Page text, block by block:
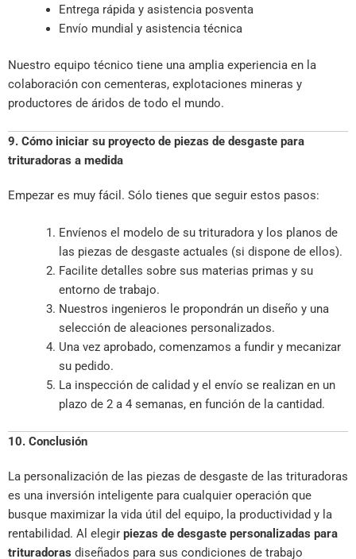
Entrega rápida y asistencia posventa
Envío mundial y asistencia técnica
Nuestro equipo técnico tiene una amplia experiencia en la
colaboración con cementeras, explotaciones mineras y
productores de áridos de todo el mundo.
9. Cómo iniciar su proyecto de piezas de desgaste para
trituradoras a medida
Empezar es muy fácil. Sólo tienes que seguir estos pasos:
Envíenos el modelo de su trituradora y los planos de
las piezas de desgaste actuales (si dispone de ellos).
Facilite detalles sobre sus materias primas y su
entorno de trabajo.
Nuestros ingenieros le propondrán un diseño y una
selección de aleaciones personalizados.
Una vez aprobado, comenzamos a fundir y mecanizar
su pedido.
La inspección de calidad y el envío se realizan en un
plazo de 2 a 4 semanas, en función de la cantidad.
10. Conclusión
La personalización de las piezas de desgaste de las trituradoras
es una inversión inteligente para cualquier operación que
busque maximizar la vida útil del equipo, la productividad y la
rentabilidad. Al elegir piezas de desgaste personalizadas para
trituradoras diseñados para sus condiciones de trabajo